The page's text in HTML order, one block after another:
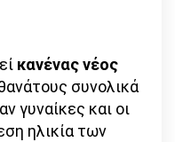
κανένας νέος
συνολικά
γυναίκες και οι
ηλικία των